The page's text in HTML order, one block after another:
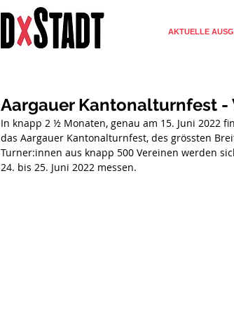
AKTUELLE
Aargauer Kantonalturnfest -
In knapp 2 ½ Monaten, genau am 15. Juni 2022
das Aargauer Kantonalturnfest, des grössten
Turner:innen aus knapp 500 Vereinen werden
24. bis 25. Juni 2022 messen.